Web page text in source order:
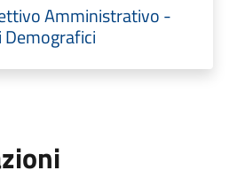
Amministrativo -